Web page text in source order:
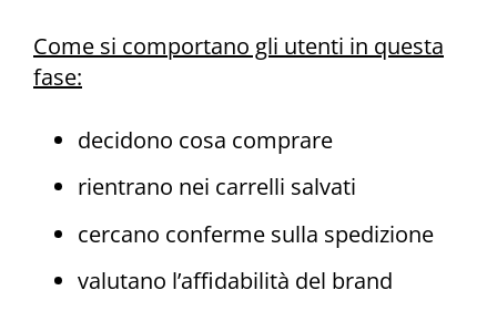
Come si comportano gli utenti in questa
fase:
decidono cosa comprare
rientrano nei carrelli salvati
cercano conferme sulla spedizione
valutano l’affidabilità del brand